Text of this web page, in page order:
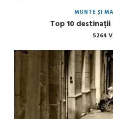
MUNTE ȘI
Top 10
5264